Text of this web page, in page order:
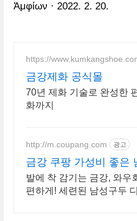
Ἀμφίων 2022. 2. 20.
https://
금강제화 공식몰
70년 제화 기술로 완성한
화까지
http://m.coupang.com 광고
금강 쿠팡 가성비 좋은
발에 착 감기는 금강, 와우
편하게! 세련된 남성구두